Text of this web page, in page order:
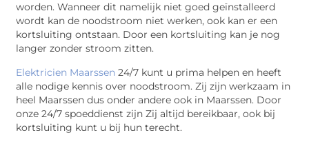
worden. Wanneer dit namelijk niet goed geïnstalleerd
wordt kan de noodstroom niet werken, ook kan er een
kortsluiting ontstaan. Door een kortsluiting kan je nog
langer zonder stroom zitten.
Elektricien Maarssen 24/7 kunt u prima helpen en heeft
alle nodige kennis over noodstroom. Zij zijn werkzaam in
heel Maarssen dus onder andere ook in Maarssen. Door
onze 24/7 spoeddienst zijn Zij altijd bereikbaar, ook bij
kortsluiting kunt u bij hun terecht.